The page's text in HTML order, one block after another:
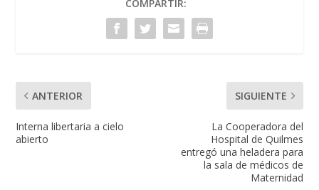
COMPARTIR:
ANTERIOR
Interna libertaria a cielo
abierto
SIGUIENTE
La Cooperadora del
Hospital de Quilmes
entregó una heladera para
la sala de médicos de
Maternidad